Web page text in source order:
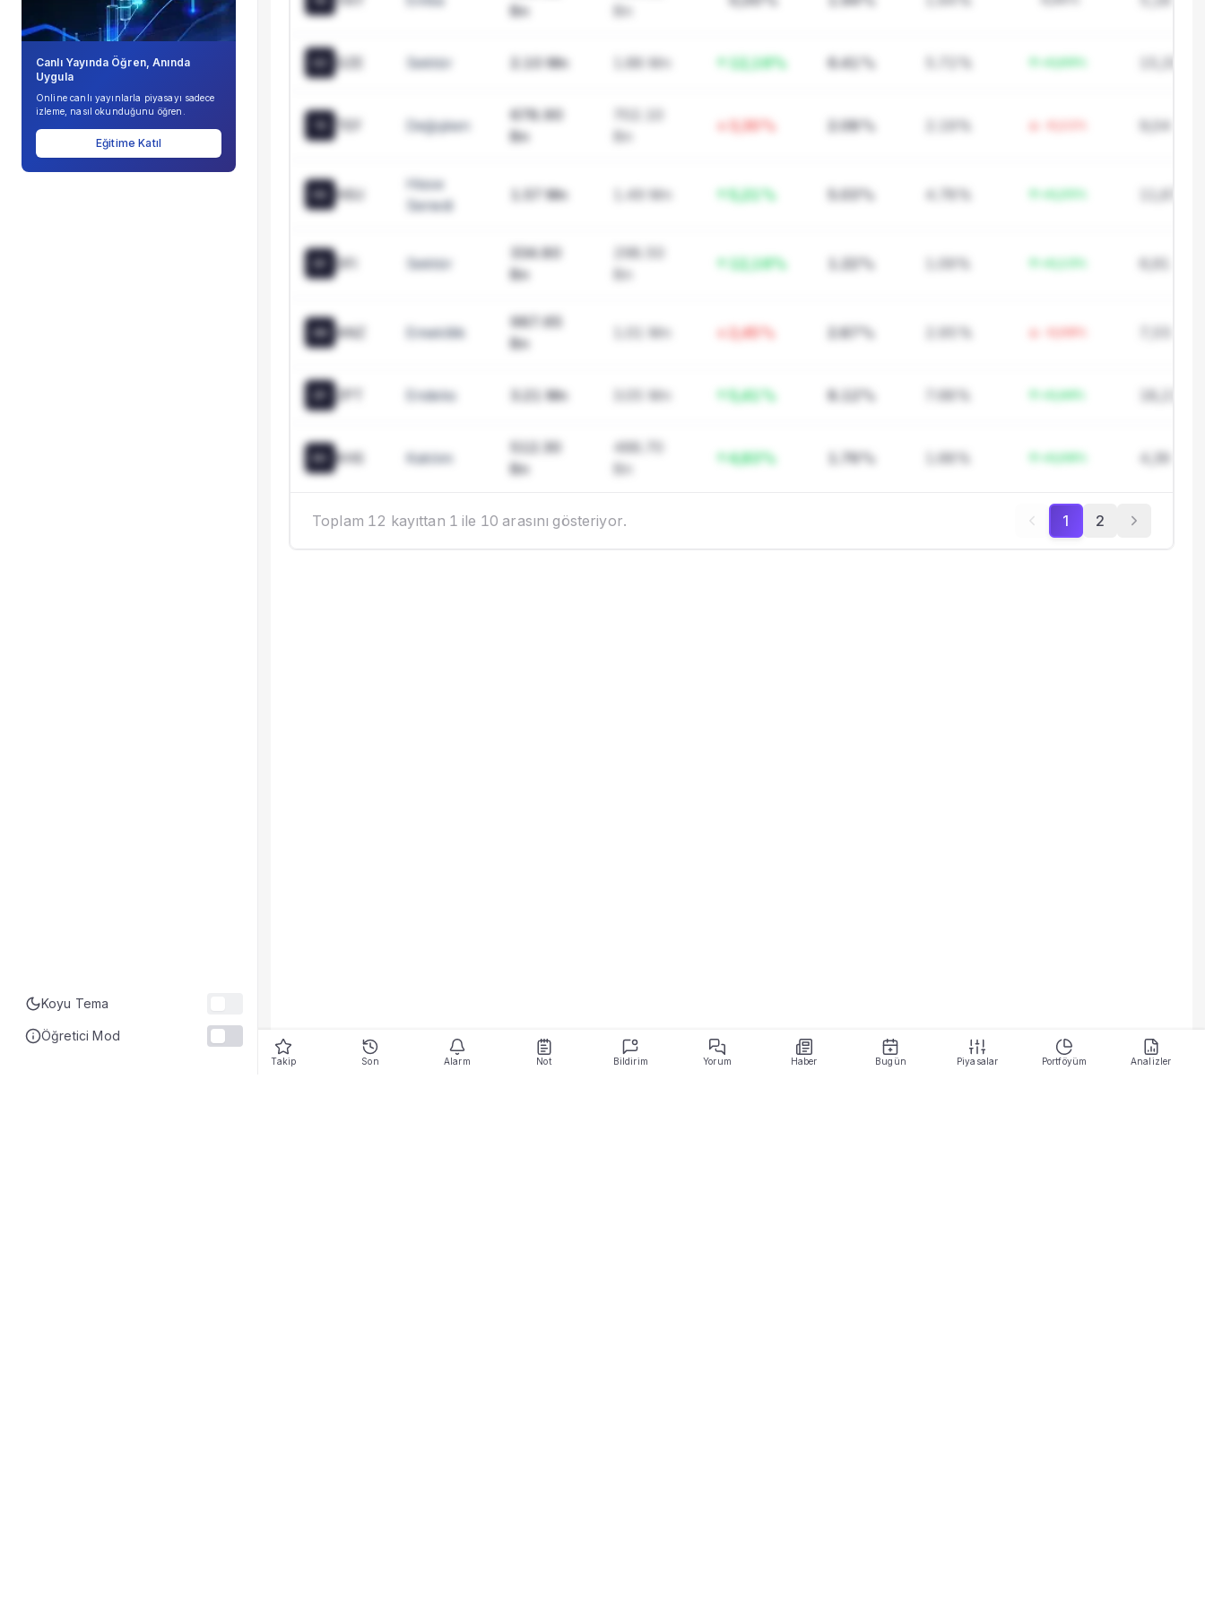
Canlı Yayında Öğren, Anında
Uygula
Online canlı yayınlarla piyasayı sadece
izleme, nasıl okunduğunu öğren.
Eğitime Katıl
Koyu Tema
Öğretici Mod
Şirket Profili
Bn
Bn
Sektör 2.10 Mn 1.88 Mn 12,16% 6.41% +0,69%
Değişken
678.90
Bn
Bn
3,30% 2.08%
HSU
Hisse
Senedi
1.57 Mn 1.49 Mn 5,21% 5.03% +0,25%
DFI Sektör
334.80
Bn
298.50
Bn
12,16% 1.22% +0,13%
ANZ Emeklilik
987.65
Bn
1.01 Mn 2,45% 2.87%
ZPT Endeks 3.21 Mn 3.05 Mn 5,41% 8.12% 7.68% +0,44%
KHS Katılım
512.30
Bn
488.70
Bn
4,83% 1.76% 1.68% +0,08%
Toplam 12 kayıttan 1 ile 10 arasını gösteriyor. 1 2
Takip Son Alarm Not Bildirim Yorum Haber Bugün Piyasalar Portföyüm Analizler